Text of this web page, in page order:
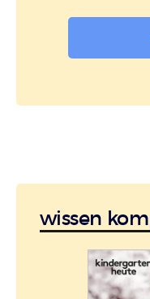
wissen